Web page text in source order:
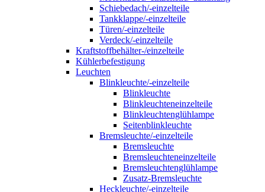
Schiebedach/-einzelteile
Tankklappe/-einzelteile
Türen/-einzelteile
Verdeck/-einzelteile
Kraftstoffbehälter-/einzelteile
Kühlerbefestigung
Leuchten
Blinkleuchte/-einzelteile
Blinkleuchte
Blinkleuchteneinzelteile
Blinkleuchtenglühlampe
Seitenblinkleuchte
Bremsleuchte/-einzelteile
Bremsleuchte
Bremsleuchteneinzelteile
Bremsleuchtenglühlampe
Zusatz-Bremsleuchte
Heckleuchte/-einzelteile